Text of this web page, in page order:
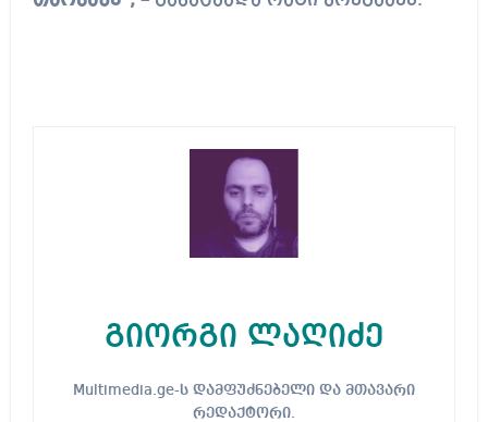
გიორგი ლაღიძე
Multimedia.ge-ს დამფუძნებელი და მთავარი
რედაქტორი.